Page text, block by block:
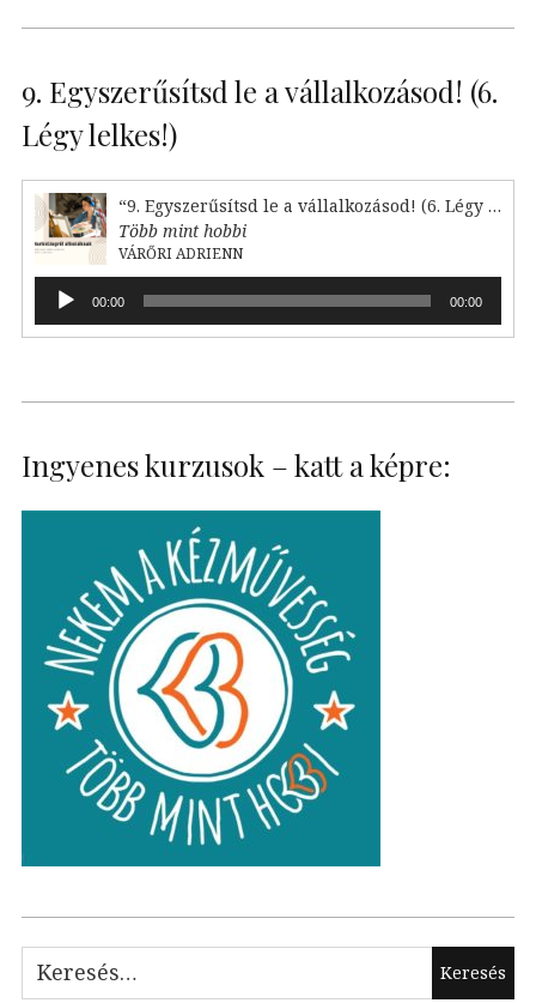
9. Egyszerűsítsd le a vállalkozásod! (6.
Légy lelkes!)
“9. Egyszerűsítsd le a vállalkozásod! (6. Légy lelkes!)”
Több mint hobbi
VÁRŐRI ADRIENN
Audió
lejátszó00:00 00:00
Ingyenes kurzusok – katt a képre:
Keresés: